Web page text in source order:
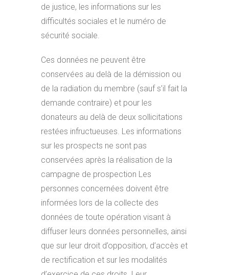
de justice, les informations sur les
difficultés sociales et le numéro de
sécurité sociale.
Ces données ne peuvent être
conservées au delà de la démission ou
de la radiation du membre (sauf s’il fait la
demande contraire) et pour les
donateurs au delà de deux sollicitations
restées infructueuses. Les informations
sur les prospects ne sont pas
conservées après la réalisation de la
campagne de prospection Les
personnes concernées doivent être
informées lors de la collecte des
données de toute opération visant à
diffuser leurs données personnelles, ainsi
que sur leur droit d’opposition, d’accès et
de rectification et sur les modalités